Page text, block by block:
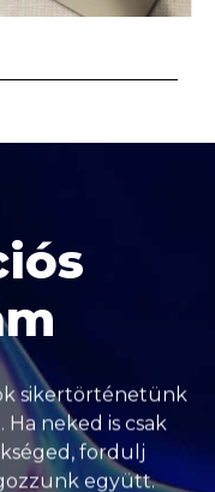
sikertörténetünk
neked is csak
fordulj
együtt.